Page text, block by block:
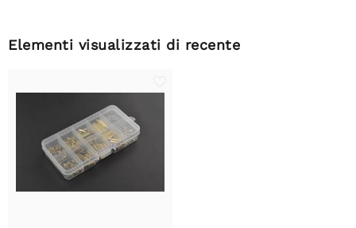
Elementi visualizzati di recente